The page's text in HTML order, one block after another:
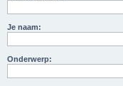
Je naam:
Onderwerp: